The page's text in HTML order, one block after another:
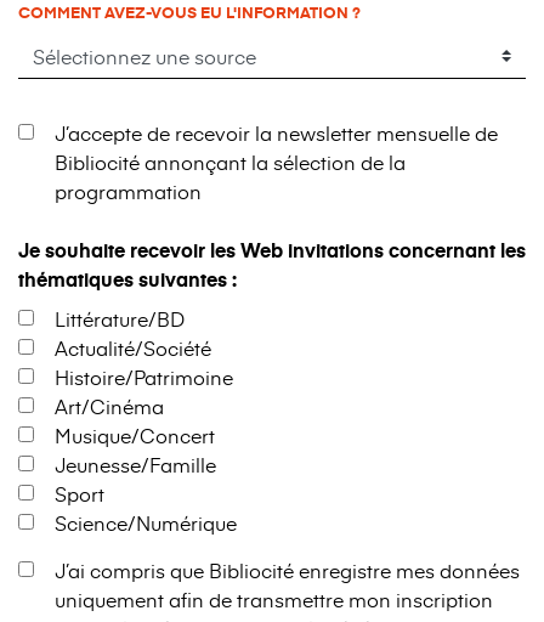
COMMENT AVEZ-VOUS EU L'INFORMATION ?
J’accepte de recevoir la newsletter mensuelle de
Bibliocité annonçant la sélection de la
programmation
Je souhaite recevoir les Web invitations concernant les
thématiques suivantes :
Littérature/BD
Actualité/Société
Histoire/Patrimoine
Art/Cinéma
Musique/Concert
Jeunesse/Famille
Sport
Science/Numérique
J’ai compris que Bibliocité enregistre mes données
uniquement afin de transmettre mon inscription